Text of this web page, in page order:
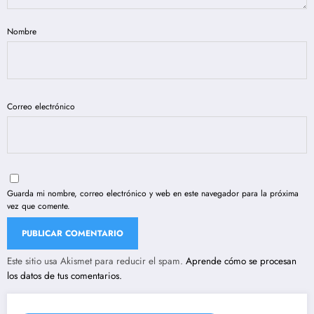
Nombre
Correo electrónico
Guarda mi nombre, correo electrónico y web en este navegador para la próxima
vez que comente.
Este sitio usa Akismet para reducir el spam. Aprende cómo se procesan
los datos de tus comentarios.